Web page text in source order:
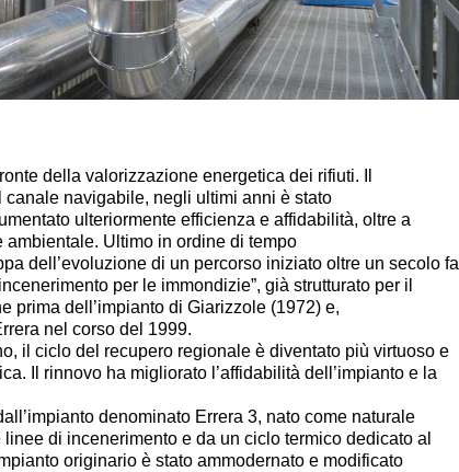
della valorizzazione energetica dei rifiuti. Il
navigabile, negli ultimi anni è stato
ulteriormente efficienza e affidabilità, oltre a
Ultimo in ordine di tempo
dell’evoluzione di un percorso iniziato oltre un secolo
per le immondizie”, già strutturato per il
prima dell’impianto di Giarizzole (1972) e,
nel corso del 1999.
il ciclo del recupero regionale è diventato più virtuoso e
Il rinnovo ha migliorato l’affidabilità dell’impianto e la
denominato Errera 3, nato come naturale
di incenerimento e da un ciclo termico dedicato al
originario è stato ammodernato e modificato